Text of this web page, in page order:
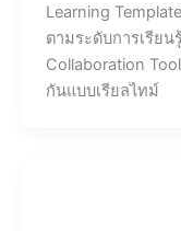
Learning
ตามระดับการเรีย
Collaboration
กันแบบเรียลไทม์